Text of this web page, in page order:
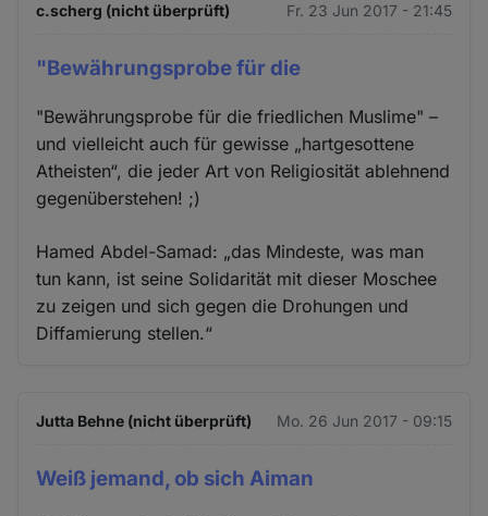
c.scherg (nicht überprüft) Fr. 23 Jun 2017 - 21:45
"Bewährungsprobe für die
"Bewährungsprobe für die friedlichen Muslime" –
und vielleicht auch für gewisse „hartgesottene
Atheisten“, die jeder Art von Religiosität ablehnend
gegenüberstehen! ;)
Hamed Abdel-Samad: „das Mindeste, was man
tun kann, ist seine Solidarität mit dieser Moschee
zu zeigen und sich gegen die Drohungen und
Diffamierung stellen.“
Jutta Behne (nicht überprüft) Mo. 26 Jun 2017 - 09:15
Weiß jemand, ob sich Aiman